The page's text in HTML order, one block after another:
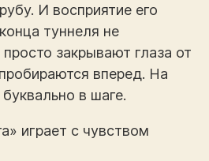
И восприятие его
туннеля не
закрывают глаза от
вперед. На
в шаге.
играет с чувством